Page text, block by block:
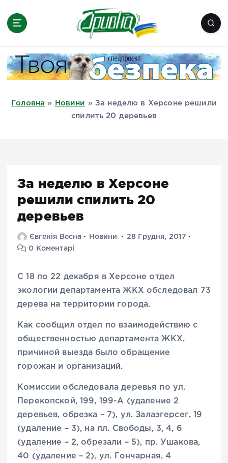
Миколаїв, Одеса, Мелітополь
Головна » Новини » За неделю в Херсоне решили
спилить 20 деревьев
За неделю в Херсоне
решили спилить 20
деревьев
Євгенія Весна Новини
28 Грудня, 2017
0 Коментарі
С 18 по 22 декабря в Херсоне отдел
экологии департамента ЖКХ обследовал 73
дерева на территории города.
Как сообщил отдел по взаимодействию с
общественностью департамента ЖКХ,
причиной выезда было обращение
горожан и организаций.
Комиссии обследовала деревья по ул.
Перекопской, 199, 199-А (удаление 2
деревьев, обрезка – 7), ул. Залаэгерсег, 19
(удаление – 3), на пл. Свободы, 3, 4, 6
(удаление – 2, обрезали – 5), пр. Ушакова,
40 (удаление – 2), ул. Гончарная, 4